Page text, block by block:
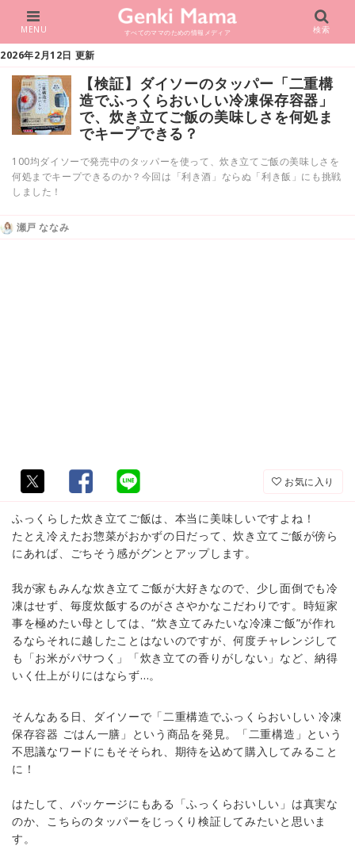
すべてのママのための情報メディア
MENU 検索
2026年2月12日 更新
【検証】ダイソーのタッパー「二重構
造でふっくらおいしい冷凍保存容器」
で、炊き立てご飯の美味しさを何処ま
でキープできる？
100均ダイソーで発売中のタッパーを使って、炊き立てご飯の美味しさを
何処までキープできるのか？今回は「利き酒」ならぬ「利き飯」にも挑戦
しました！
瀬戸 ななみ
お気に入り
ふっくらした炊き立てご飯は、本当に美味しいですよね！
たとえ冷えたお惣菜がおかずの日だって、炊き立てご飯が傍ら
にあれば、ごちそう感がグンとアップします。
我が家もみんな炊き立てご飯が大好きなので、少し面倒でも冷
凍はせず、毎度炊飯するのがささやかなこだわりです。時短家
事を極めたい母としては、“炊き立てみたいな冷凍ご飯”が作れ
るならそれに越したことはないのですが、何度チャレンジして
も「お米がパサつく」「炊き立ての香りがしない」など、納得
いく仕上がりにはならず…。
そんなある日、ダイソーで「二重構造でふっくらおいしい 冷凍
保存容器 ごはん一膳」という商品を発見。「二重構造」という
不思議なワードにもそそられ、期待を込めて購入してみること
に！
はたして、パッケージにもある「ふっくらおいしい」は真実な
のか、こちらのタッパーをじっくり検証してみたいと思いま
す。